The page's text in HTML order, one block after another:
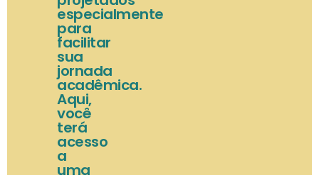
especialmente
para
facilitar
sua
jornada
acadêmica.
Aqui,
você
terá
acesso
a
uma